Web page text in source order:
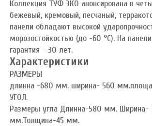
Коллекция ТУФ ЭКО анонсирована в
бежевый, кремовый, песчаный,
панели обладают высокой
морозостойкостью (до -60 °C). На
гарантия - 30 лет.
Характеристики
РАЗМЕРЫ
длинна -680 мм. ширина- 560
УГОЛ.
Размеры угла Длинна-580 мм. Ширина-
мм.Толщина-45 мм.